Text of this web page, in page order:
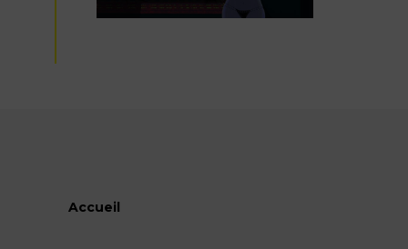
Accueil